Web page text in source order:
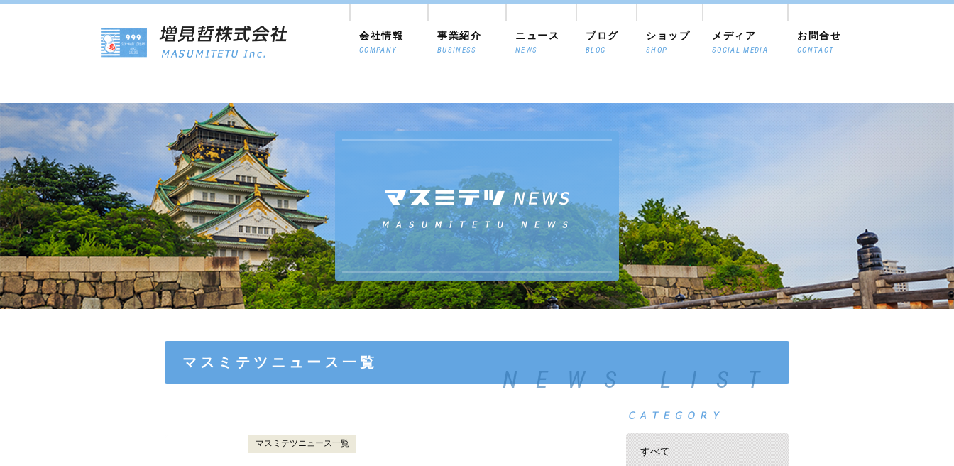
会社情報
COMPANY
事業紹介
BUSINESS
ニュース
NEWS
ブログ
BLOG
ショップ
SHOP
メディア
SOCIAL MEDIA
お問合せ
CONTACT
マスミテツニュース一覧
NEWS LIST
マスミテツニュース一覧
すべて